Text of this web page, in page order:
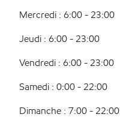
Mercredi : 6:00 - 23:00
Jeudi : 6:00 - 23:00
Vendredi : 6:00 - 23:00
Samedi : 0:00 - 22:00
Dimanche : 7:00 - 22:00